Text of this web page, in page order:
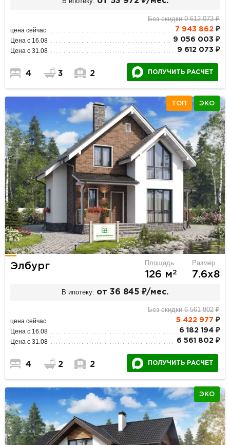
Без скидки 9 612 073 ₽
цена сейчас 7 943 862 ₽
Цена с 16.08 9 056 003 ₽
Цена с 31.08 9 612 073 ₽
4 3 2 ПОЛУЧИТЬ РАСЧЕТ
ТОП ЭКО
Элбург Площадь
126 м2
Размер
7.6х8
В ипотеку: от 36 845 ₽/мес.
Без скидки 6 561 802 ₽
цена сейчас 5 422 977 ₽
Цена с 16.08 6 182 194 ₽
Цена с 31.08 6 561 802 ₽
4 2 2 ПОЛУЧИТЬ РАСЧЕТ
ЭКО